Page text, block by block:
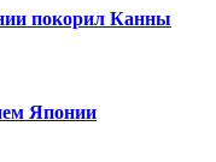
покорил Канны
Японии